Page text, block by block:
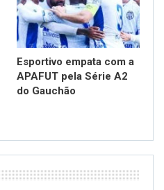
Esportivo empata com a
APAFUT pela Série A2
do Gauchão